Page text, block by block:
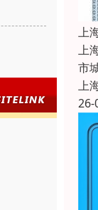
上
上
市
上
26-